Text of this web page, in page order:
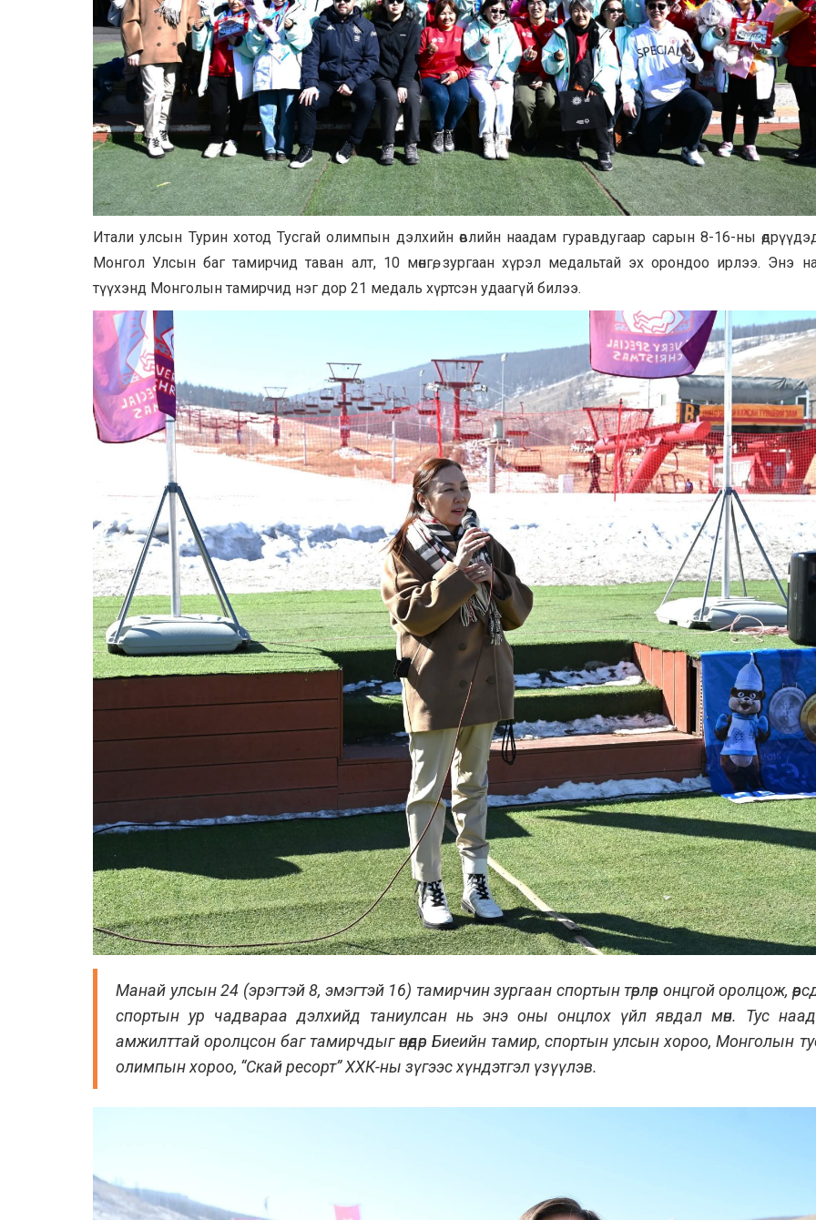
Итали улсын Турин хотод Тусгай олимпын дэлхийн өвлийн наадам гуравдугаар сарын 8-16-ны
Монгол Улсын баг тамирчид таван алт, 10 мөнгө, зургаан хүрэл медальтай эх орондоо ирлээ. Энэ
түүхэнд Монголын тамирчид нэг дор 21 медаль хүртсэн удаагүй билээ.
Манай улсын 24 (эрэгтэй 8, эмэгтэй 16) тамирчин зургаан спортын төрлөөр онцгой оролцож,
спортын ур чадвараа дэлхийд таниулсан нь энэ оны онцлох үйл явдал мөн. Тус
амжилттай оролцсон баг тамирчдыг өнөөдөр Биеийн тамир, спортын улсын хороо, Монголын
олимпын хороо, “Скай ресорт” ХХК-ны зүгээс хүндэтгэл үзүүлэв.